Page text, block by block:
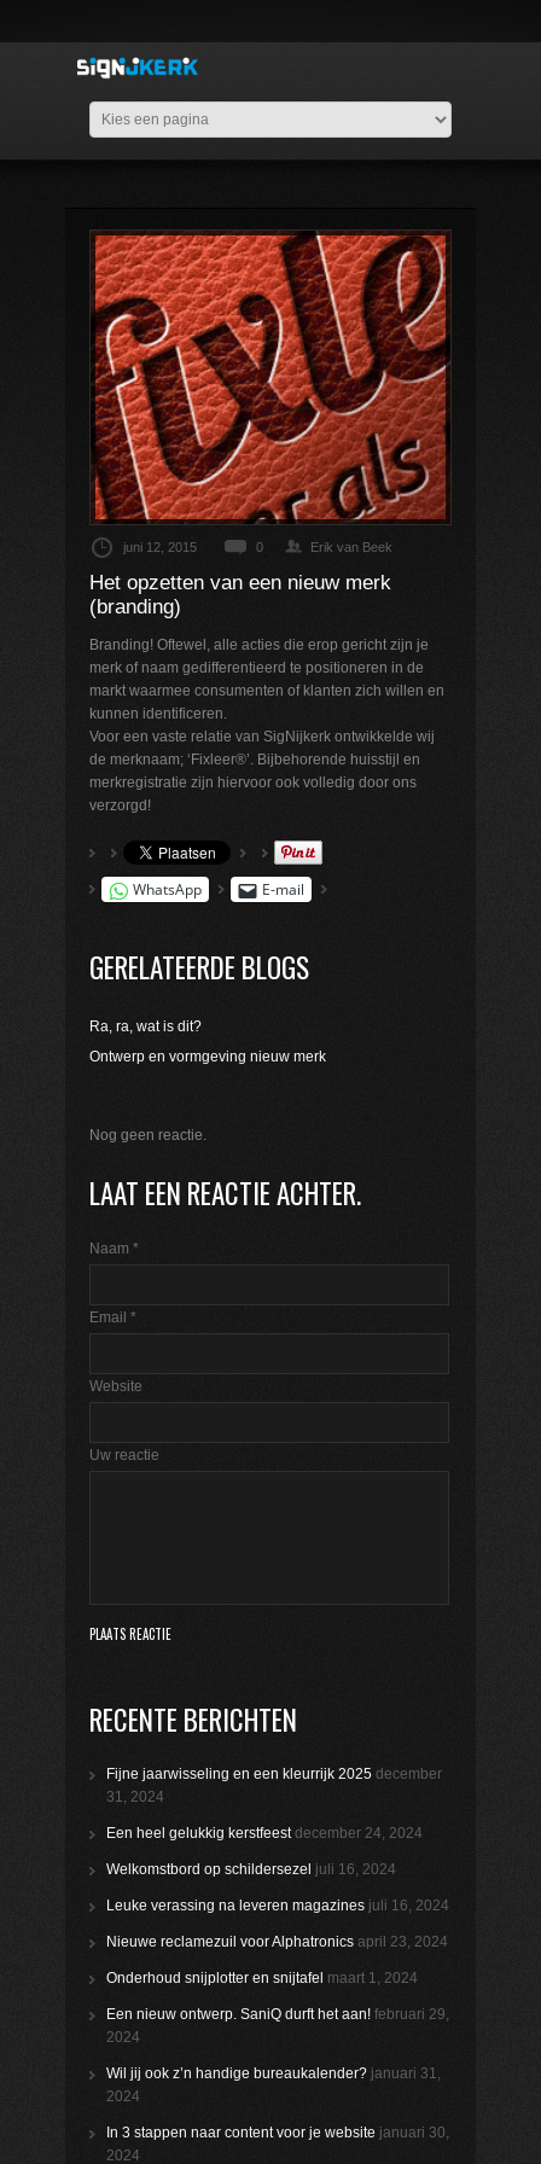
juni 12, 2015 0 Erik van Beek
Het opzetten van een nieuw merk
(branding)
Branding! Oftewel, alle acties die erop gericht zijn je
merk of naam gedifferentieerd te positioneren in de
markt waarmee consumenten of klanten zich willen en
kunnen identificeren.
Voor een vaste relatie van SigNijkerk ontwikkelde wij
de merknaam; ‘Fixleer®’. Bijbehorende huisstijl en
merkregistratie zijn hiervoor ook volledig door ons
verzorgd!
WhatsApp E-mail
GERELATEERDE BLOGS
Ra, ra, wat is dit?
Ontwerp en vormgeving nieuw merk
Nog geen reactie.
LAAT EEN REACTIE ACHTER.
Naam *
Email *
Website
Uw reactie
RECENTE BERICHTEN
Fijne jaarwisseling en een kleurrijk 2025 december
31, 2024
Een heel gelukkig kerstfeest december 24, 2024
Welkomstbord op schildersezel juli 16, 2024
Leuke verassing na leveren magazines juli 16, 2024
Nieuwe reclamezuil voor Alphatronics april 23, 2024
Onderhoud snijplotter en snijtafel maart 1, 2024
Een nieuw ontwerp. SaniQ durft het aan! februari 29,
2024
Wil jij ook z’n handige bureaukalender? januari 31,
2024
In 3 stappen naar content voor je website januari 30,
2024